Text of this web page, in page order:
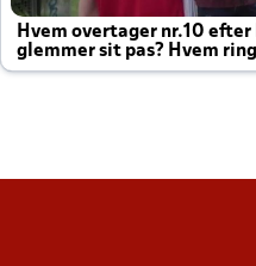
Hvem overtager nr.10 efter
glemmer sit pas? Hvem
altid til efter kampe?